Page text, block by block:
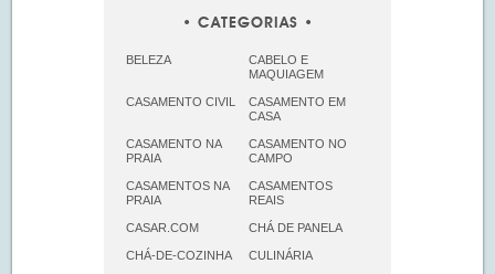
CATEGORIAS
BELEZA
CABELO E
MAQUIAGEM
CASAMENTO CIVIL
CASAMENTO EM
CASA
CASAMENTO NA
PRAIA
CASAMENTO NO
CAMPO
CASAMENTOS NA
PRAIA
CASAMENTOS
REAIS
CASAR.COM CHÁ DE PANELA
CHÁ-DE-COZINHA CULINÁRIA